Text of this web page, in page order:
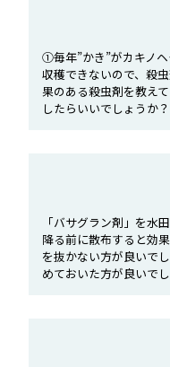
①毎年”かき”がカキノ
収穫できないので、殺
果のある殺虫剤を教え
したらいいでしょうか？
「バサグラン剤」を水
降る前に散布すると効
を抜かない方が良いで
めておいた方が良いで